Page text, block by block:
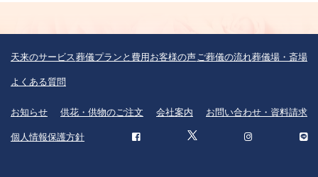
天来のサービス葬儀プランと費用お客様の声 ご葬儀の流れ葬儀場・斎場
よくある質問
お知らせ 供花・供物のご注文 会社案内 お問い合わせ・資料請求
個人情報保護方針